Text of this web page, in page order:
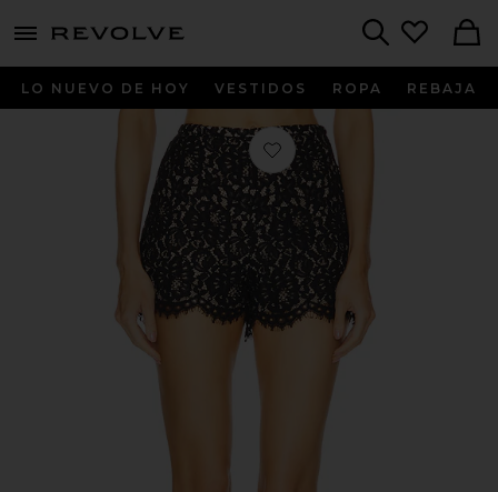
menu - shows more content
LO NUEVO DE HOY VESTIDOS ROPA REBAJA
Favorito Zelie Short en Black